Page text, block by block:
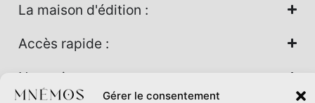
Gérer le consentement
La maison d'édition :
Accès rapide :
Nos univers :